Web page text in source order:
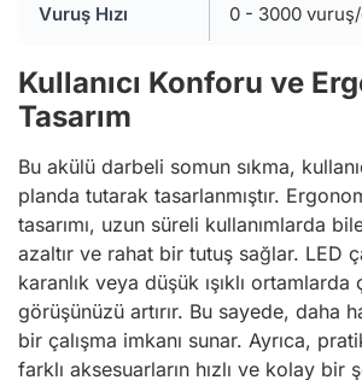
Vuruş Hızı 0 - 3000
Kullanıcı Konforu ve
Tasarım
Bu akülü darbeli somun sıkma,
planda tutarak tasarlanmıştır.
tasarımı, uzun süreli kullanımlarda
azaltır ve rahat bir tutuş sağlar. LED
karanlık veya düşük ışıklı ortamlarda
görüşünüzü artırır. Bu sayede, daha
bir çalışma imkanı sunar. Ayrıca,
farklı aksesuarların hızlı ve kolay bir